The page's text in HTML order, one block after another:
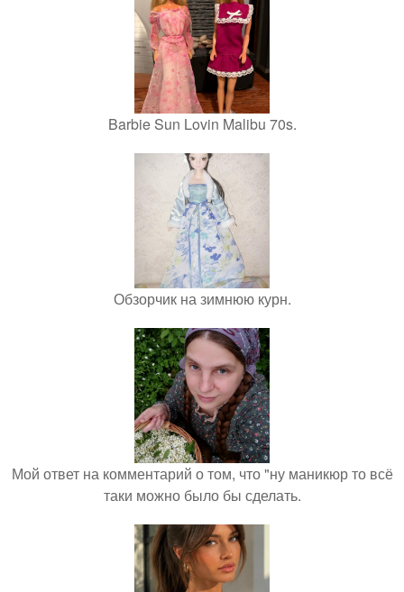
Barbie Sun Lovin Malibu 70s.
Обзорчик на зимнюю курн.
Мой ответ на комментарий о том, что "ну маникюр то всё
таки можно было бы сделать.